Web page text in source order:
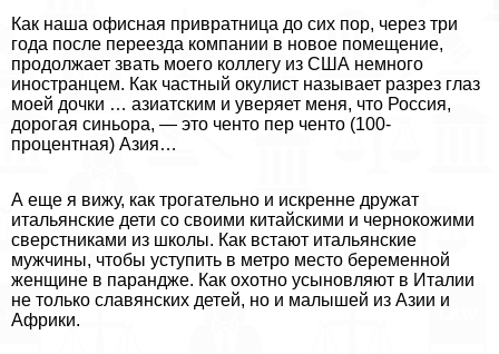
Как наша офисная привратница до сих пор, через три
года после переезда компании в новое помещение,
продолжает звать моего коллегу из США немного
иностранцем. Как частный окулист называет разрез глаз
моей дочки … азиатским и уверяет меня, что Россия,
дорогая синьора, — это ченто пер ченто (100-
процентная) Азия…
А еще я вижу, как трогательно и искренне дружат
итальянские дети со своими китайскими и чернокожими
сверстниками из школы. Как встают итальянские
мужчины, чтобы уступить в метро место беременной
женщине в парандже. Как охотно усыновляют в Италии
не только славянских детей, но и малышей из Азии и
Африки.